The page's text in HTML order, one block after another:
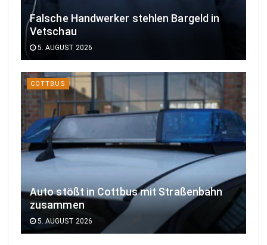
Falsche Handwerker stehlen Bargeld in
Vetschau
5. AUGUST 2026
COTTBUS
Auto stößt in Cottbus mit Straßenbahn
zusammen
5. AUGUST 2026